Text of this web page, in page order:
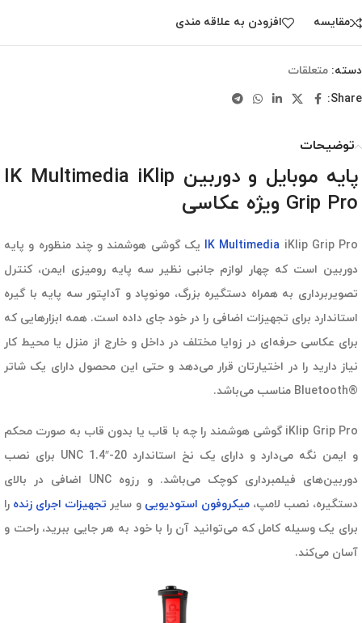
مقایسه افزودن به علاقه مندی
دسته: متعلقات
Share:
توضیحات
پایه موبایل و دوربین IK Multimedia iKlip
Grip Pro ویژه عکاسی
IK Multimedia iKlip Grip Pro یک گوشی هوشمند و چند منظوره و پایه
دوربین است که چهار لوازم جانبی نظیر سه پایه رومیزی ایمن، کنترل
تصویربرداری به همراه دستگیره بزرگ، مونوپاد و آداپتور سه پایه با گیره
استاندارد برای تجهیزات اضافی را در خود جای داده است. همه ابزارهایی که
برای عکاسی حرفه‌ای در زوایا مختلف در داخل و خارج از منزل یا محیط کار
نیاز دارید را در اختیارتان قرار می‌دهد و حتی این محصول دارای یک شاتر
®Bluetooth مناسب می‌باشد.
iKlip Grip Pro گوشی هوشمند را چه با قاب یا بدون قاب به صورت محکم
و ایمن نگه می‌دارد و دارای یک نخ استاندارد UNC 1.4″-20 برای نصب
دوربین‌های فیلمبرداری کوچک می‌باشد. و رزوه UNC اضافی در بالای
دستگیره، نصب لامپ،میکروفون استودیویی و سایر تجهیزات اجرای زنده را
برای یک وسیله کامل که می‌توانید آن را با خود به هر جایی ببرید، راحت و
آسان می‌کند.